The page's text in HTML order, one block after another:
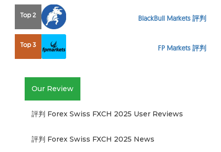
Top 2 BlackBull Markets 評判
Top 3 FP Markets 評判
Our Review
評判 Forex Swiss FXCH 2025 User Reviews
評判 Forex Swiss FXCH 2025 News